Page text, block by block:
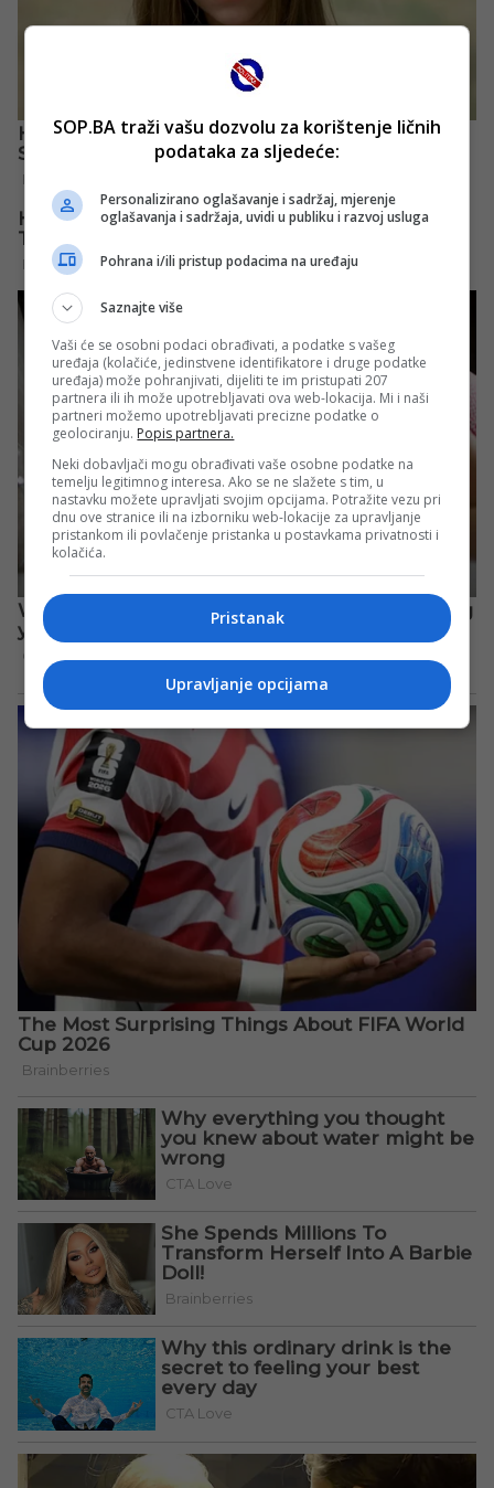
SOP.BA traži vašu dozvolu za korištenje ličnih
podataka za sljedeće:
Personalizirano oglašavanje i sadržaj, mjerenje
oglašavanja i sadržaja, uvidi u publiku i razvoj usluga
Pohrana i/ili pristup podacima na uređaju
Saznajte više
Vaši će se osobni podaci obrađivati, a podatke s vašeg
uređaja (kolačiće, jedinstvene identifikatore i druge podatke
uređaja) može pohranjivati, dijeliti te im pristupati 207
partnera ili ih može upotrebljavati ova web-lokacija. Mi i naši
partneri možemo upotrebljavati precizne podatke o
geolociranju. Popis partnera.
Neki dobavljači mogu obrađivati vaše osobne podatke na
temelju legitimnog interesa. Ako se ne slažete s tim, u
nastavku možete upravljati svojim opcijama. Potražite vezu pri
dnu ove stranice ili na izborniku web-lokacije za upravljanje
pristankom ili povlačenje pristanka u postavkama privatnosti i
kolačića.
Pristanak
Upravljanje opcijama